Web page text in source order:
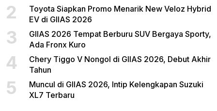
2
Toyota Siapkan Promo Menarik New Veloz Hybrid
EV di GIIAS 2026
3
GIIAS 2026 Tempat Berburu SUV Bergaya Sporty,
Ada Fronx Kuro
4
Chery Tiggo V Nongol di GIIAS 2026, Debut Akhir
Tahun
5
Muncul di GIIAS 2026, Intip Kelengkapan Suzuki
XL7 Terbaru